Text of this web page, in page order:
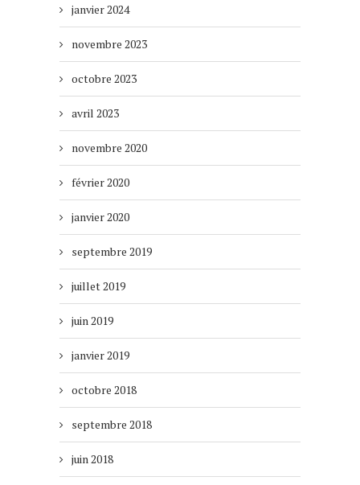
janvier 2024
novembre 2023
octobre 2023
avril 2023
novembre 2020
février 2020
janvier 2020
septembre 2019
juillet 2019
juin 2019
janvier 2019
octobre 2018
septembre 2018
juin 2018